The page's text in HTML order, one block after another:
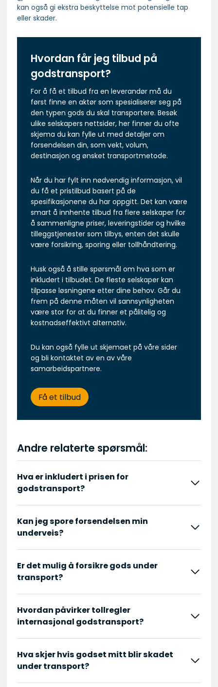
kan også gi ekstra beskyttelse mot potensielle tap
eller skader.
Hvordan får jeg tilbud på
godstransport?
For å få et tilbud fra en leverandør må du
først finne en aktør som spesialiserer seg på
den typen gods du skal transportere. Besøk
ulike selskapers nettsider, her finner du ofte
skjema du kan fylle ut med detaljer om
forsendelsen din, som vekt, volum,
destinasjon og ønsket transportmetode.
Når du har fylt inn nødvendig informasjon, vil
du få et pristilbud basert på de
spesifikasjonene du har oppgitt. Det kan være
smart å innhente tilbud fra flere selskaper for
å sammenligne priser, leveringstider og hvilke
tilleggstjenester som tilbys, enten det skulle
være forsikring, sporing eller tollhåndtering.
Husk også å stille spørsmål om hva som er
inkludert i tilbudet. De fleste selskaper kan
tilpasse løsningene etter dine behov. Går du
frem på denne måten vil sannsynligheten
være stor for at du finner et pålitelig og
kostnadseffektivt alternativ.
Du kan også fylle ut skjemaet på våre sider
og bli kontaktet av en av våre
samarbeidspartnere.
Få et tilbud
Andre relaterte spørsmål:
Hva er inkludert i prisen for
godstransport?
Kan jeg spore forsendelsen min
underveis?
Er det mulig å forsikre gods under
transport?
Hvordan påvirker tollregler
internasjonal godstransport?
Hva skjer hvis godset mitt blir skadet
under transport?